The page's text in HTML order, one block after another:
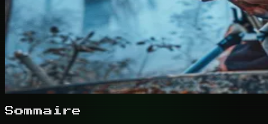
Sommaire